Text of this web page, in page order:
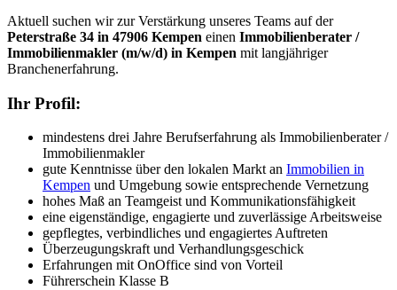
Aktuell suchen wir zur Verstärkung unseres Teams auf der
Peterstraße 34 in 47906 Kempen einen Immobilienberater /
Immobilienmakler (m/w/d) in Kempen mit langjähriger
Branchenerfahrung.
Ihr Profil:
mindestens drei Jahre Berufserfahrung als Immobilienberater /
Immobilienmakler
gute Kenntnisse über den lokalen Markt an Immobilien in
Kempen und Umgebung sowie entsprechende Vernetzung
hohes Maß an Teamgeist und Kommunikationsfähigkeit
eine eigenständige, engagierte und zuverlässige Arbeitsweise
gepflegtes, verbindliches und engagiertes Auftreten
Überzeugungskraft und Verhandlungsgeschick
Erfahrungen mit OnOffice sind von Vorteil
Führerschein Klasse B